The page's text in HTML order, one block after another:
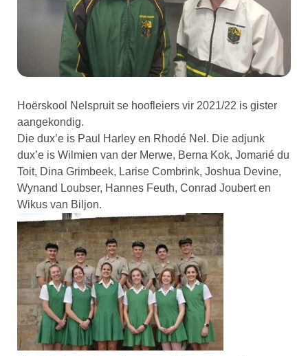
Hoërskool Nelspruit se hoofleiers vir 2021/22 is gister
aangekondig.
Die dux’e is Paul Harley en Rhodé Nel. Die adjunk
dux’e is Wilmien van der Merwe, Berna Kok, Jomarié du
Toit, Dina Grimbeek, Larise Combrink, Joshua Devine,
Wynand Loubser, Hannes Feuth, Conrad Joubert en
Wikus van Biljon.